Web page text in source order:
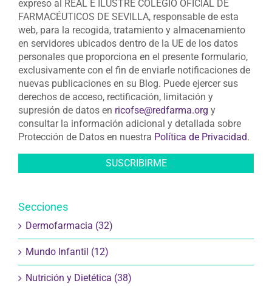
expreso al REAL E ILUSTRE COLEGIO OFICIAL DE
FARMACÉUTICOS DE SEVILLA, responsable de esta
web, para la recogida, tratamiento y almacenamiento
en servidores ubicados dentro de la UE de los datos
personales que proporciona en el presente formulario,
exclusivamente con el fin de enviarle notificaciones de
nuevas publicaciones en su Blog. Puede ejercer sus
derechos de acceso, rectificación, limitación y
supresión de datos en ricofse@redfarma.org y
consultar la información adicional y detallada sobre
Protección de Datos en nuestra Política de Privacidad.
Secciones
Dermofarmacia (32)
Mundo Infantil (12)
Nutrición y Dietética (38)